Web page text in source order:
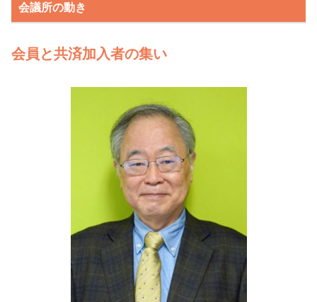
会議所の動き
会員と共済加入者の集い